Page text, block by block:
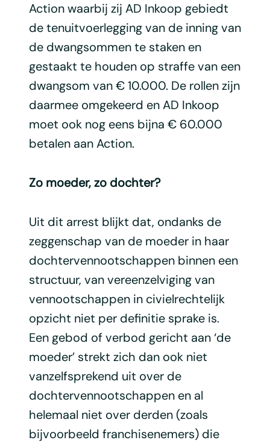
Action waarbij zij AD Inkoop gebiedt
de tenuitvoerlegging van de inning van
de dwangsommen te staken en
gestaakt te houden op straffe van een
dwangsom van € 10.000. De rollen zijn
daarmee omgekeerd en AD Inkoop
moet ook nog eens bijna € 60.000
betalen aan Action.
Zo moeder, zo dochter?
Uit dit arrest blijkt dat, ondanks de
zeggenschap van de moeder in haar
dochtervennootschappen binnen een
structuur, van vereenzelviging van
vennootschappen in civielrechtelijk
opzicht niet per definitie sprake is.
Een gebod of verbod gericht aan ‘de
moeder’ strekt zich dan ook niet
vanzelfsprekend uit over de
dochtervennootschappen en al
helemaal niet over derden (zoals
bijvoorbeeld franchisenemers) die